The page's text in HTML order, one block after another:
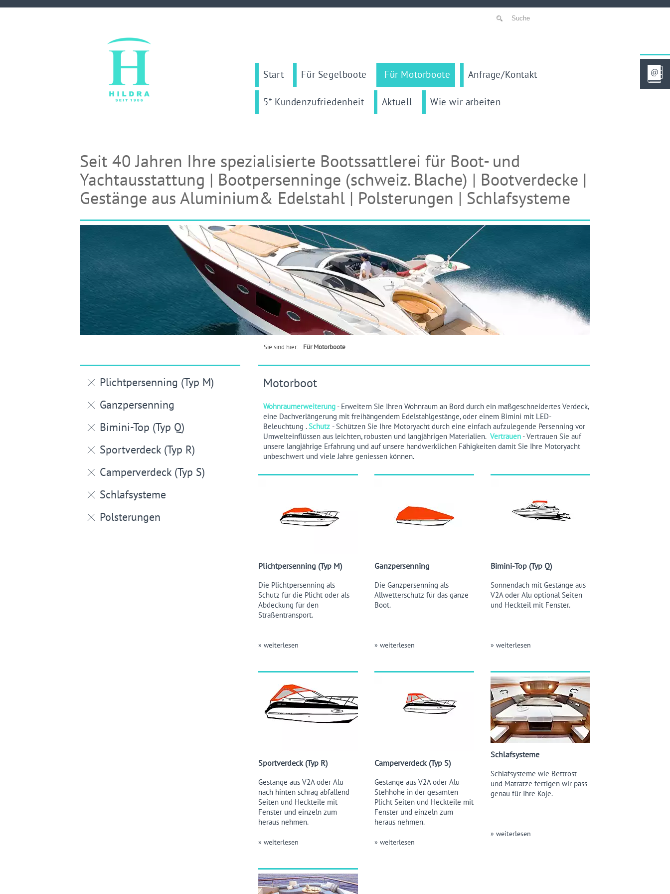
Start Für Segelboote Für Motorboote Anfrage/Kontakt
5* Kundenzufriedenheit Aktuell Wie wir arbeiten
Seit 40 Jahren Ihre spezialisierte Bootssattlerei für Boot- und
Yachtausstattung | Bootpersenninge (schweiz. Blache) | Bootverdecke |
Gestänge aus Aluminium& Edelstahl | Polsterungen | Schlafsysteme
Sie sind hier: Für Motorboote
Plichtpersenning (Typ M)
Ganzpersenning
Bimini-Top (Typ Q)
Sportverdeck (Typ R)
Camperverdeck (Typ S)
Schlafsysteme
Polsterungen
Motorboot
Wohnraumerweiterung - Erweitern Sie Ihren Wohnraum an Bord durch ein maßgeschneidertes Verdeck,
eine Dachverlängerung mit freihängendem Edelstahlgestänge, oder einem Bimini mit LED-
Beleuchtung .Schutz - Schützen Sie Ihre Motoryacht durch eine einfach aufzulegende Persenning vor
Umwelteinflüssen aus leichten, robusten und langjährigen Materialien.Vertrauen - Vertrauen Sie auf
unsere langjährige Erfahrung und auf unsere handwerklichen Fähigkeiten damit Sie Ihre Motoryacht
unbeschwert und viele Jahre geniessen können.
Plichtpersenning (Typ M)
Die Plichtpersenning als
Schutz für die Plicht oder als
Abdeckung für den
Straßentransport.
» weiterlesen
Ganzpersenning
Die Ganzpersenning als
Allwetterschutz für das ganze
Boot.
» weiterlesen
Bimini-Top (Typ Q)
Sonnendach mit Gestänge aus
V2A oder Alu optional Seiten
und Heckteil mit Fenster.
» weiterlesen
Sportverdeck (Typ R)
Gestänge aus V2A oder Alu
nach hinten schräg abfallend
Seiten und Heckteile mit
Fenster und einzeln zum
heraus nehmen.
» weiterlesen
Camperverdeck (Typ S)
Gestänge aus V2A oder Alu
Stehhöhe in der gesamten
Plicht Seiten und Heckteile mit
Fenster und einzeln zum
heraus nehmen.
» weiterlesen
Schlafsysteme
Schlafsysteme wie Bettrost
und Matratze fertigen wir pass
genau für Ihre Koje.
» weiterlesen